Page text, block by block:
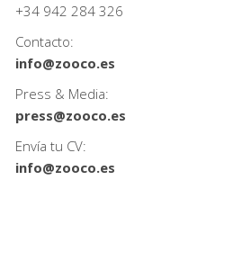
+34 942 284 326
Contacto:
info@zooco.es
Press & Media:
press@zooco.es
Envía tu CV:
info@zooco.es